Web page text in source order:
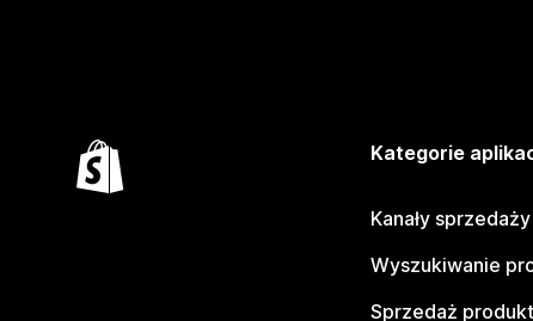
Kategorie
Kanały sprzedaży
Wyszukiwanie
Sprzedaż